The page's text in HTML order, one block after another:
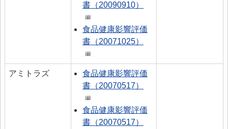
書（20090910）
食品健康影響評価
書（20071025）
アミトラズ
食品健康影響評価
書（20070517）
食品健康影響評価
書（20070517）